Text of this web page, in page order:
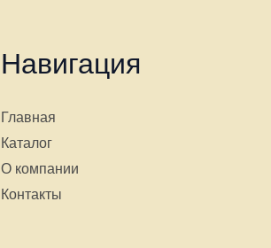
Навигация
Главная
Каталог
О компании
Контакты